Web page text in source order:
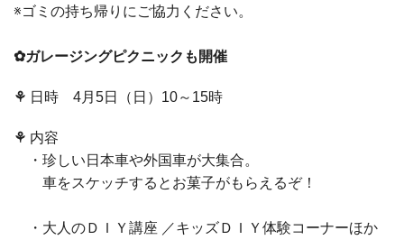
※ゴミの持ち帰りにご協力ください。
✿ガレージングピクニックも開催
⚘ 日時 4月 5日（日） 10～ 15時
⚘ 内容
・珍しい日本車や外国車が大集合。
車をスケッチするとお菓子がもらえるぞ！
・大人のＤＩＹ講座 ／キッズＤＩＹ体験コーナーほか